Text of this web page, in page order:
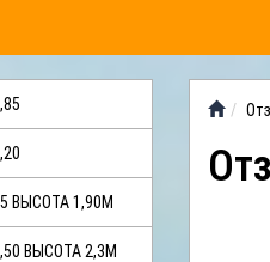
ВЫСОТА 1,90М
ВЫСОТА 2,3М